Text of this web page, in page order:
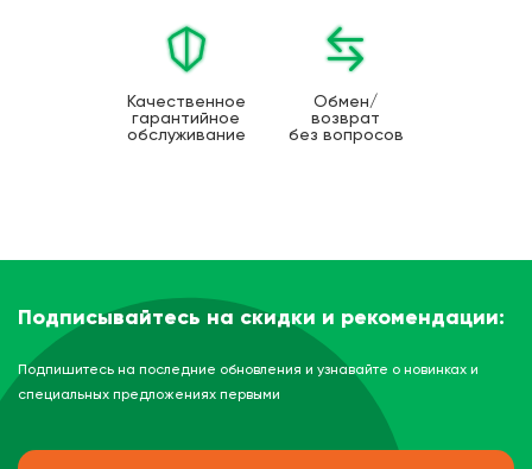
Качественное
гарантийное
обслуживание
Обмен/
возврат
без вопросов
Подписывайтесь на скидки и рекомендации:
Подпишитесь на последние обновления и узнавайте о новинках и
специальных предложениях первыми